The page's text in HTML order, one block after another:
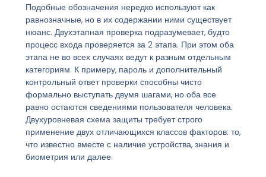
Подобные обозначения нередко используют как
равнозначные, но в их содержании ними существует
нюанс. Двухэтапная проверка подразумевает, будто
процесс входа проверяется за 2 этапа. При этом оба
этапа не во всех случаях ведут к разным отдельным
категориям. К примеру, пароль и дополнительный
контрольный ответ проверки способны чисто
формально выступать двумя шагами, но оба все
равно остаются сведениями пользователя человека.
Двухуровневая схема защиты требует строго
применение двух отличающихся классов факторов: то,
что известно вместе с наличие устройства, знания и
биометрия или далее.